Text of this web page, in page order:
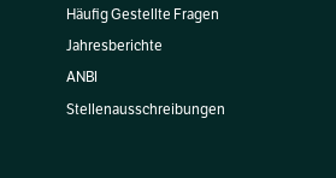
Häufig Gestellte Fragen
Jahresberichte
ANBI
Stellenausschreibungen